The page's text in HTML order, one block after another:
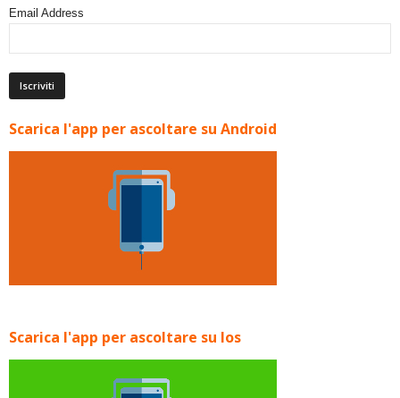
Email Address
Scarica l'app per ascoltare su Android
Scarica l'app per ascoltare su Ios